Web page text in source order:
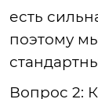
есть
поэтому
Вопрос 2: